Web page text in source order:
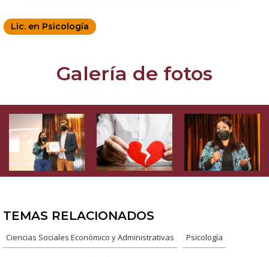
Lic. en Psicología
Galería de fotos
TEMAS RELACIONADOS
Ciencias Sociales Económico y Administrativas Psicología